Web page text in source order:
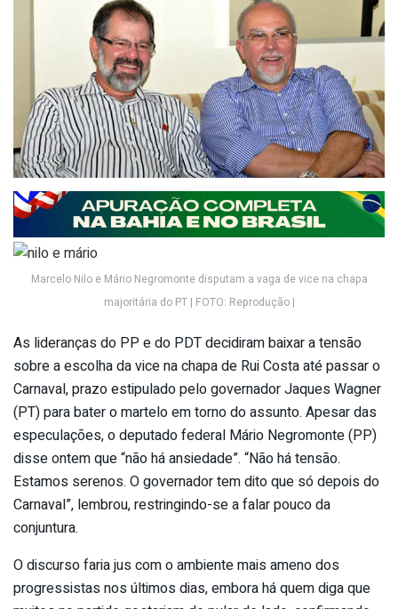
Marcelo Nilo e Mário Negromonte disputam a vaga de vice na chapa
majoritária do PT | FOTO: Reprodução |
As lideranças do PP e do PDT decidiram baixar a tensão
sobre a escolha da vice na chapa de Rui Costa até passar o
Carnaval, prazo estipulado pelo governador Jaques Wagner
(PT) para bater o martelo em torno do assunto. Apesar das
especulações, o deputado federal Mário Negromonte (PP)
disse ontem que “não há ansiedade”. “Não há tensão.
Estamos serenos. O governador tem dito que só depois do
Carnaval”, lembrou, restringindo-se a falar pouco da
conjuntura.
O discurso faria jus com o ambiente mais ameno dos
progressistas nos últimos dias, embora há quem diga que